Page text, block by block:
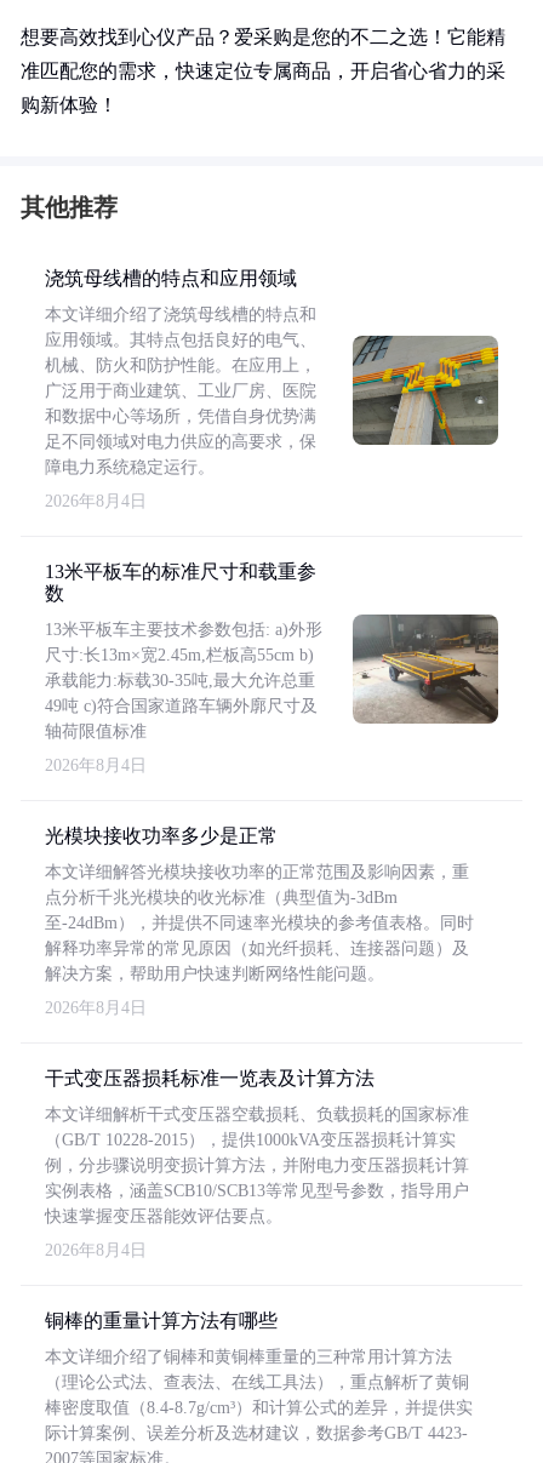
想要高效找到心仪产品？爱采购是您的不二之选！它能精
准匹配您的需求，快速定位专属商品，开启省心省力的采
购新体验！
其他推荐
浇筑母线槽的特点和应用领域
本文详细介绍了浇筑母线槽的特点和
应用领域。其特点包括良好的电气、
机械、防火和防护性能。在应用上，
广泛用于商业建筑、工业厂房、医院
和数据中心等场所，凭借自身优势满
足不同领域对电力供应的高要求，保
障电力系统稳定运行。
2026年8月4日
13米平板车的标准尺寸和载重参
数
13米平板车主要技术参数包括: a)外形
尺寸:长13m×宽2.45m,栏板高55cm b)
承载能力:标载30-35吨,最大允许总重
49吨 c)符合国家道路车辆外廓尺寸及
轴荷限值标准
2026年8月4日
光模块接收功率多少是正常
本文详细解答光模块接收功率的正常范围及影响因素，重
点分析千兆光模块的收光标准（典型值为-3dBm
至-24dBm），并提供不同速率光模块的参考值表格。同时
解释功率异常的常见原因（如光纤损耗、连接器问题）及
解决方案，帮助用户快速判断网络性能问题。
2026年8月4日
干式变压器损耗标准一览表及计算方法
本文详细解析干式变压器空载损耗、负载损耗的国家标准
（GB/T 10228-2015），提供1000kVA变压器损耗计算实
例，分步骤说明变损计算方法，并附电力变压器损耗计算
实例表格，涵盖SCB10/SCB13等常见型号参数，指导用户
快速掌握变压器能效评估要点。
2026年8月4日
铜棒的重量计算方法有哪些
本文详细介绍了铜棒和黄铜棒重量的三种常用计算方法
（理论公式法、查表法、在线工具法），重点解析了黄铜
棒密度取值（8.4-8.7g/cm³）和计算公式的差异，并提供实
际计算案例、误差分析及选材建议，数据参考GB/T 4423-
2007等国家标准。